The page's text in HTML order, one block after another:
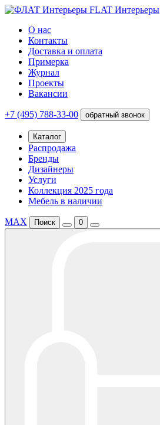
FLAT Интерьеры
О нас
Контакты
Доставка и оплата
Примерка
Журнал
Проекты
Вакансии
+7 (495) 788-33-00 обратный звонок
Каталог
Распродажа
Бренды
Дизайнеры
Услуги
Коллекция 2025 года
Мебель в наличии
MAX Поиск 0